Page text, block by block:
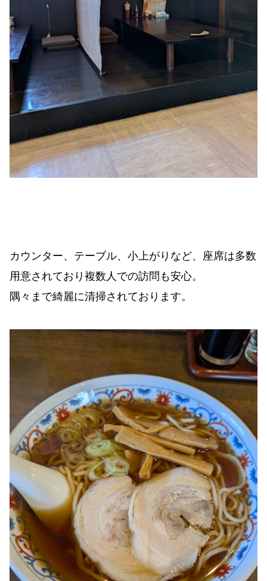
カウンター、テーブル、小上がりなど、座席は多数
用意されており複数人での訪問も安心。
隅々まで綺麗に清掃されております。